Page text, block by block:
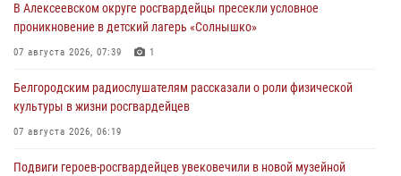
В Алексеевском округе росгвардейцы пресекли условное
проникновение в детский лагерь «Солнышко»
07 августа 2026, 07:39 1
Белгородским радиослушателям рассказали о роли физической
культуры в жизни росгвардейцев
07 августа 2026, 06:19
Подвиги героев‑росгвардейцев увековечили в новой музейной